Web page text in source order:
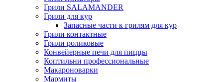
Грили SALAMANDER
Грили для кур
Запасные части к грилям для кур
Грили контактные
Грили роликовые
Конвейерные печи для пиццы
Коптильни профессиональные
Макароноварки
Мармиты